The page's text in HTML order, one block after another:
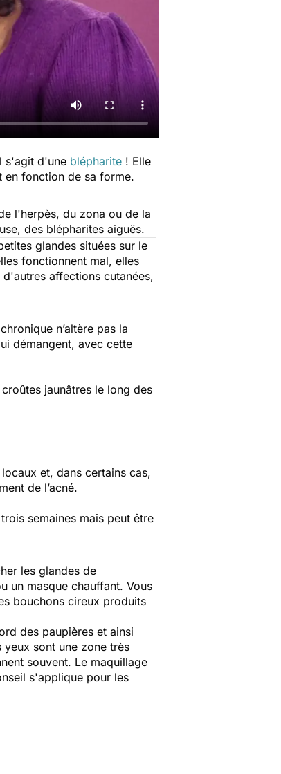
s'agit d'une blépharite ! Elle
en fonction de sa forme.
l'herpès, du zona ou de la
des blépharites aiguës.
glandes situées sur le
fonctionnent mal, elles
affections cutanées,
n’altère pas la
démangent, avec cette
jaunâtres le long des
et, dans certains cas,
de l’acné.
semaines mais peut être
les glandes de
un masque chauffant. Vous
bouchons cireux produits
des paupières et ainsi
sont une zone très
souvent. Le maquillage
s'applique pour les